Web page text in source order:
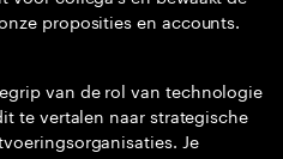
proposities en accounts.
van de rol van technologie
te vertalen naar strategische
Je